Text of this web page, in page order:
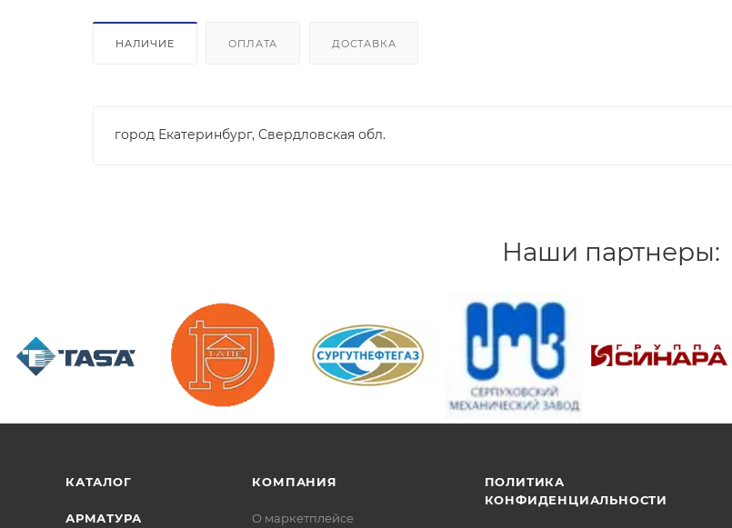
НАЛИЧИЕ ОПЛАТА ДОСТАВКА
город Екатеринбург, Свердловская обл.
Наши партнеры:
КАТАЛОГ
АРМАТУРА
КОМПАНИЯ
О маркетплейсе
ПОЛИТИКА
КОНФИДЕНЦИАЛЬНОСТИ